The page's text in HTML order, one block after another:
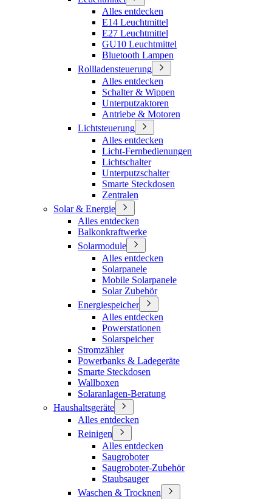
Alles entdecken
E14 Leuchtmittel
E27 Leuchtmittel
GU10 Leuchtmittel
Bluetooth Lampen
Rollladensteuerung
Alles entdecken
Schalter & Wippen
Unterputzaktoren
Antriebe & Motoren
Lichtsteuerung
Alles entdecken
Licht-Fernbedienungen
Lichtschalter
Unterputzschalter
Smarte Steckdosen
Zentralen
Solar & Energie
Alles entdecken
Balkonkraftwerke
Solarmodule
Alles entdecken
Solarpanele
Mobile Solarpanele
Solar Zubehör
Energiespeicher
Alles entdecken
Powerstationen
Solarspeicher
Stromzähler
Powerbanks & Ladegeräte
Smarte Steckdosen
Wallboxen
Solaranlagen-Beratung
Haushaltsgeräte
Alles entdecken
Reinigen
Alles entdecken
Saugroboter
Saugroboter-Zubehör
Staubsauger
Waschen & Trocknen